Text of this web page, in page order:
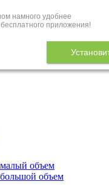
намного удобнее
приложения!
объем
объем